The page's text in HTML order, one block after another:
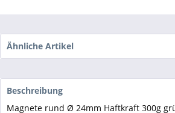
Ähnliche Artikel
Beschreibung
Magnete rund Ø 24mm Haftkraft 300g